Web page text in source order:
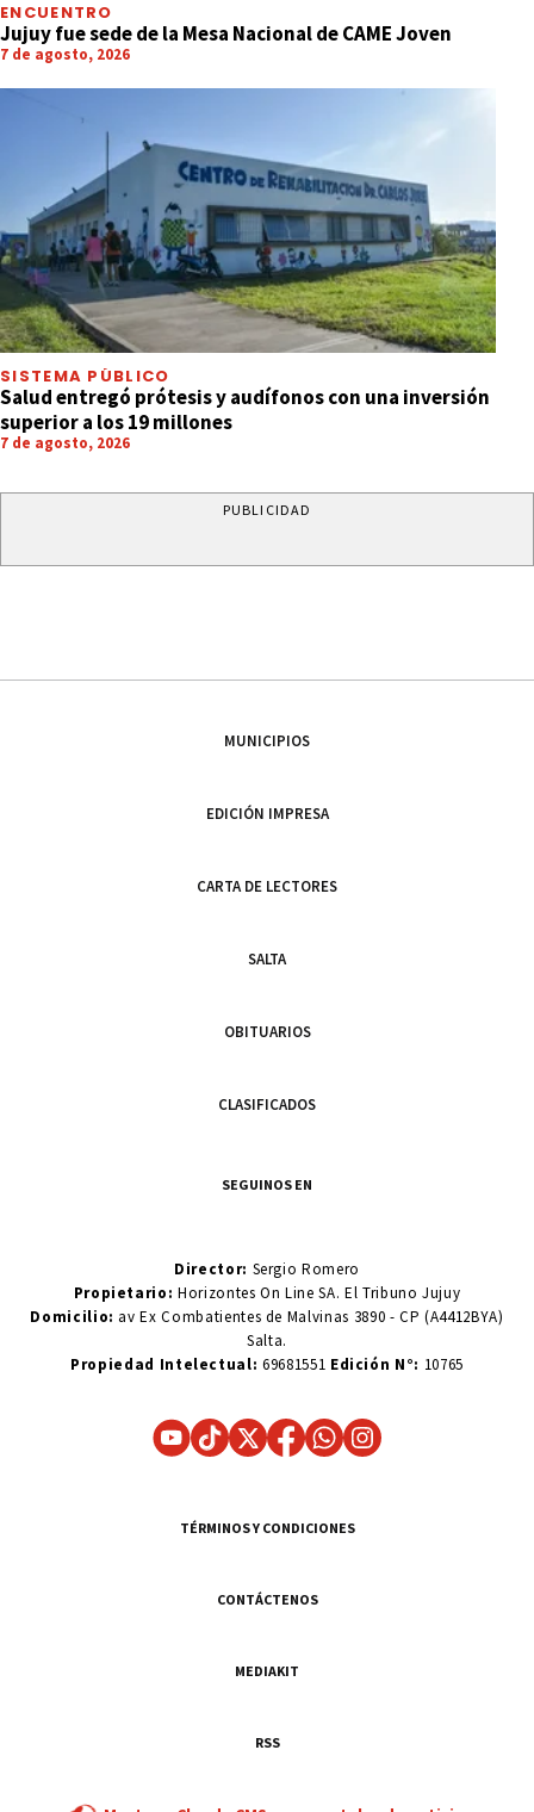
ENCUENTRO
Jujuy fue sede de la Mesa Nacional de CAME Joven
7 de agosto, 2026
SISTEMA PÚBLICO
Salud entregó prótesis y audífonos con una inversión
superior a los 19 millones
7 de agosto, 2026
PUBLICIDAD
MUNICIPIOS
EDICIÓN IMPRESA
CARTA DE LECTORES
SALTA
OBITUARIOS
CLASIFICADOS
SEGUINOS EN
Director: Sergio Romero
Propietario:Horizontes On Line SA. El Tribuno Jujuy
Domicilio: av Ex Combatientes de Malvinas 3890 - CP (A4412BYA)
Salta.
Propiedad Intelectual: 69681551 Edición N°: 10765
TÉRMINOS Y CONDICIONES
CONTÁCTENOS
MEDIAKIT
RSS